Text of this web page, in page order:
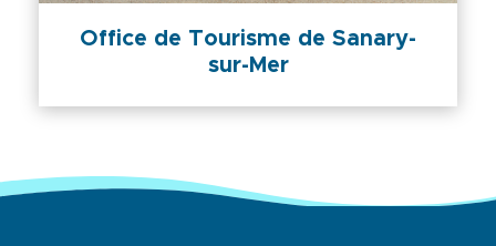
Office de Tourisme de Sanary-
sur-Mer